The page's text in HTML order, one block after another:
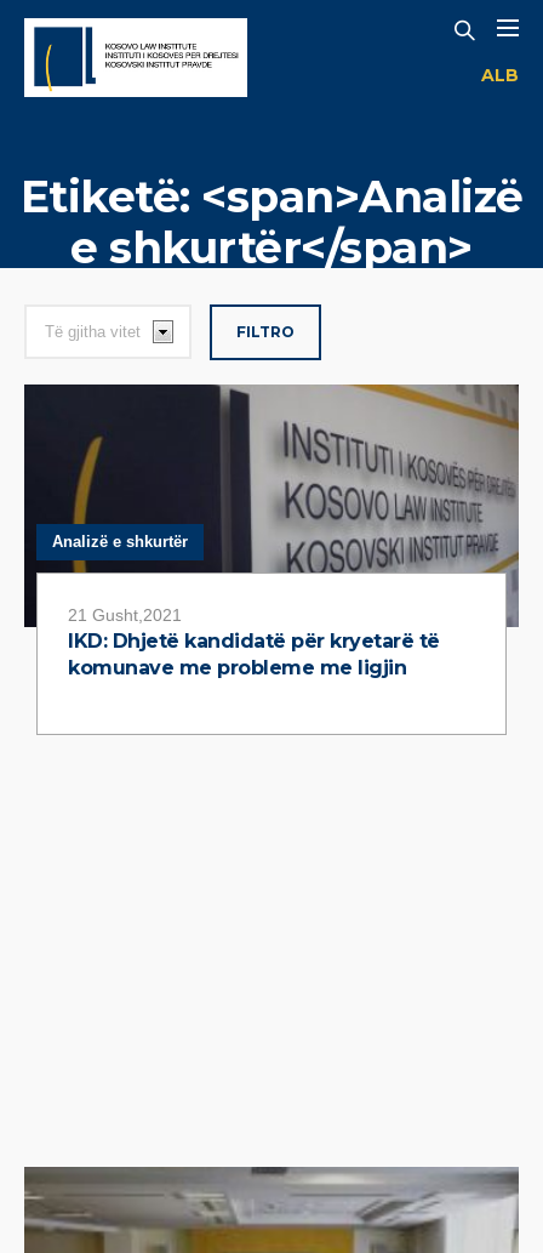
ALB
Etiketë: <span>Analizë
e shkurtër</span>
FILTRO
Analizë e shkurtër
21 Gusht,2021
IKD: Dhjetë kandidatë për kryetarë të
komunave me probleme me ligjin